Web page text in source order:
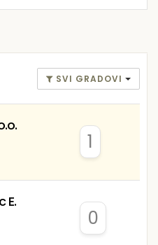
SVI GRADOVI
1
E.
0